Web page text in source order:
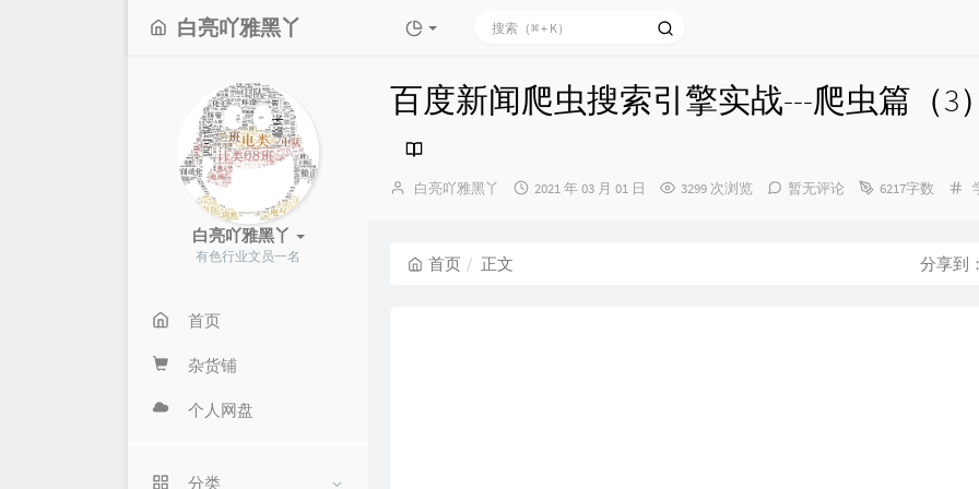
白亮吖雅黑丫
白亮吖雅黑丫
有色行业文员一名
首页
杂货铺
个人网盘
分类
百度新闻爬虫搜索引擎实战---爬虫篇（3
博
白亮吖雅黑丫
发
2021 年 03 月 01 日 3299 次浏览 暂无评论 6217字数
首页 正文 分享到